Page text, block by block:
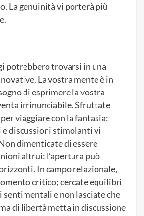
La genuinità vi porterà più
potrebbero trovarsi in una
La vostra mente è in
di esprimere la vostra
irrinunciabile. Sfruttate
viaggiare con la fantasia:
discussioni stimolanti vi
dimenticate di essere
altrui: l’apertura può
In campo relazionale,
critico; cercate equilibri
sentimentali e non lasciate che
di libertà metta in discussione